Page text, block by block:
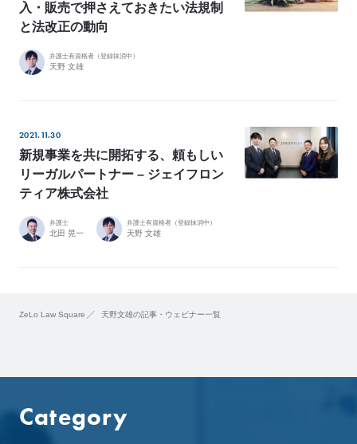
c
導
入
e
L
o
M
e
m
’
t
r
入・販売で押さえておきたい法規制
と法改正の動向
弁護士有資格者（登録抹消中）
天野 文雄
2021.11.30
新規事業を共に開拓する、頼もしい
リーガルパートナー – ジェイフロン
ティア株式会社
弁護士
北田 晃一
弁護士有資格者（登録抹消中）
天野 文雄
ZeLo Law Square 天野文雄の記事・ウェビナー一覧
Category